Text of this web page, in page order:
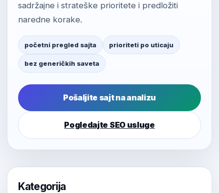
sadržajne i strateške prioritete i predložiti
naredne korake.
početni pregled sajta prioriteti po uticaju
bez generičkih saveta
Pošaljite sajt na analizu
Pogledajte SEO usluge
Kategorija